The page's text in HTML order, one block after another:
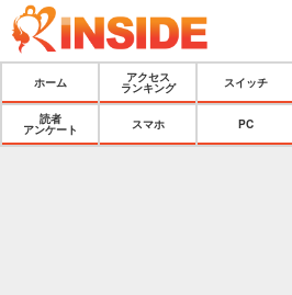
ホーム
アクセス
ランキング
スイッチ
読者
アンケート
スマホ PC